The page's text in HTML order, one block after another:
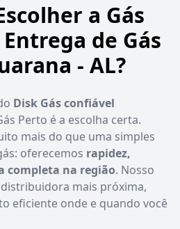
a Gás
de Gás
- AL?
Disk Gás confiável
Perto é a escolha certa.
mais do que uma simples
oferecemos rapidez,
completa na região. Nosso
mais próxima,
eficiente onde e quando você